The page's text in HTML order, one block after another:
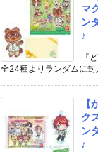
マ
ン
♪
『
全24種よりランダムに封
ク
ン
♪